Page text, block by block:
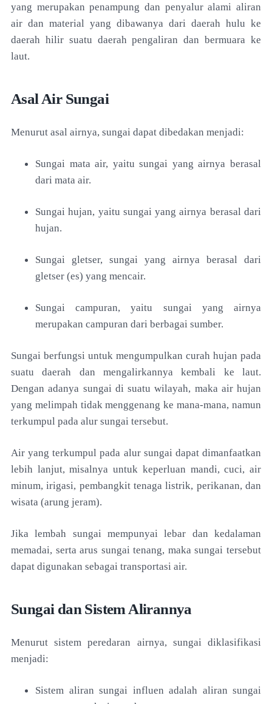
yang merupakan penampung dan penyalur alami aliran
air dan material yang dibawanya dari daerah hulu ke
daerah hilir suatu daerah pengaliran dan bermuara ke
laut.
Asal Air Sungai
Menurut asal airnya, sungai dapat dibedakan menjadi:
Sungai mata air, yaitu sungai yang airnya berasal
dari mata air.
Sungai hujan, yaitu sungai yang airnya berasal dari
hujan.
Sungai gletser, sungai yang airnya berasal dari
gletser (es) yang mencair.
Sungai campuran, yaitu sungai yang airnya
merupakan campuran dari berbagai sumber.
Sungai berfungsi untuk mengumpulkan curah hujan pada
suatu daerah dan mengalirkannya kembali ke laut.
Dengan adanya sungai di suatu wilayah, maka air hujan
yang melimpah tidak menggenang ke mana-mana, namun
terkumpul pada alur sungai tersebut.
Air yang terkumpul pada alur sungai dapat dimanfaatkan
lebih lanjut, misalnya untuk keperluan mandi, cuci, air
minum, irigasi, pembangkit tenaga listrik, perikanan, dan
wisata (arung jeram).
Jika lembah sungai mempunyai lebar dan kedalaman
memadai, serta arus sungai tenang, maka sungai tersebut
dapat digunakan sebagai transportasi air.
Sungai dan Sistem Alirannya
Menurut sistem peredaran airnya, sungai diklasifikasi
menjadi:
Sistem aliran sungai influen adalah aliran sungai